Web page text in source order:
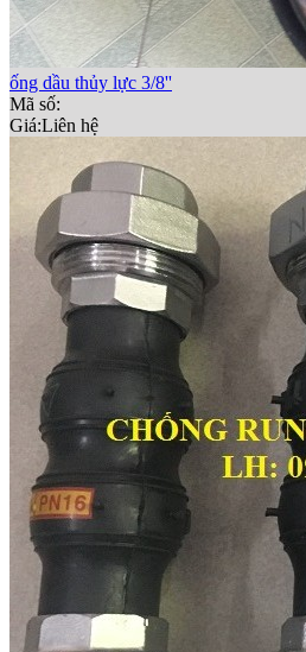
ống dầu thủy lực 3/8''
Mã số:
Giá:Liên hệ